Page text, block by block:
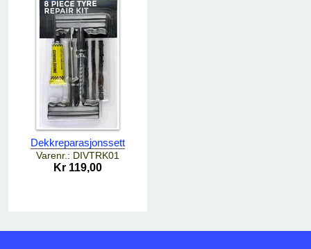
Dekkreparasjonssett
Varenr.: DIVTRK01
Kr 119,00